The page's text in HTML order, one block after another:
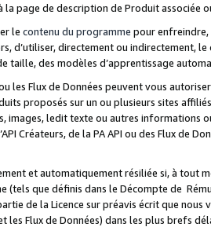
la page de description de Produit associée
le contenu du programme pour
d’utiliser, directement ou indirectement,
taille, des modèles d’apprentissage
ou les Flux de Données peuvent vous
proposés sur un ou plusieurs sites
images, ledit texte ou autres informations
Créateurs, de la PA API ou des Flux de
et automatiquement résiliée si, à
(tels que définis dans le Décompte de
de la Licence sur préavis écrit que
et les Flux de Données) dans les plus